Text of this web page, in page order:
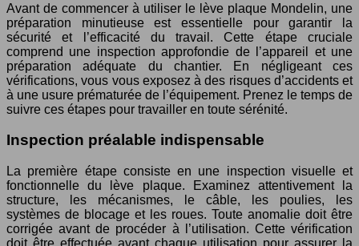
Avant de commencer à utiliser le lève plaque Mondelin, une
préparation minutieuse est essentielle pour garantir la
sécurité et l’efficacité du travail. Cette étape cruciale
comprend une inspection approfondie de l’appareil et une
préparation adéquate du chantier. En négligeant ces
vérifications, vous vous exposez à des risques d’accidents et
à une usure prématurée de l’équipement. Prenez le temps de
suivre ces étapes pour travailler en toute sérénité.
Inspection préalable indispensable
La première étape consiste en une inspection visuelle et
fonctionnelle du lève plaque. Examinez attentivement la
structure, les mécanismes, le câble, les poulies, les
systèmes de blocage et les roues. Toute anomalie doit être
corrigée avant de procéder à l’utilisation. Cette vérification